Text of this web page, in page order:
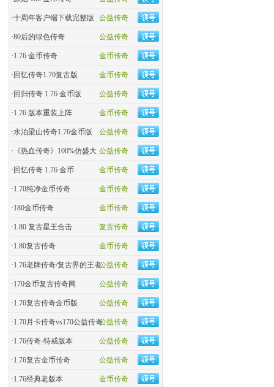
公益传奇
·十周年客户端下载完整版
公益传奇
·80后的绿色传奇
金币传奇
·1.76 金币传奇
金币传奇
· 回忆传奇1.70复古版
公益传奇
· 回归传奇 1.76 金币版
金币传奇
·1.76 版本重装上阵
公益传奇
·水泊梁山传奇1.76金币版
公益传奇
· 《热血传奇》100%仿盛大
金币传奇
· 回忆传奇 1.76 金币
金币传奇
·1.70纯净金币传奇
金币传奇
·180金币传奇
复古传奇
·1.80 复古星王合击
金币传奇
·1.80复古传奇
公益传奇
·1.76老牌传奇/复古界的王者
公益传奇
·170金币复古传奇网
公益传奇
·1.76复古传奇金币版
公益传奇
·1.70月卡传奇vs170公益传奇
公益传奇
·1.76传奇-特戒版本
公益传奇
·1.76复古金币传奇
金币传奇
·1.76经典老版本